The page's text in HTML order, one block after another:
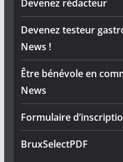
Devenez rédacteur
Devenez testeur
News !
Être bénévole en
News
Formulaire
BruxSelectPDF